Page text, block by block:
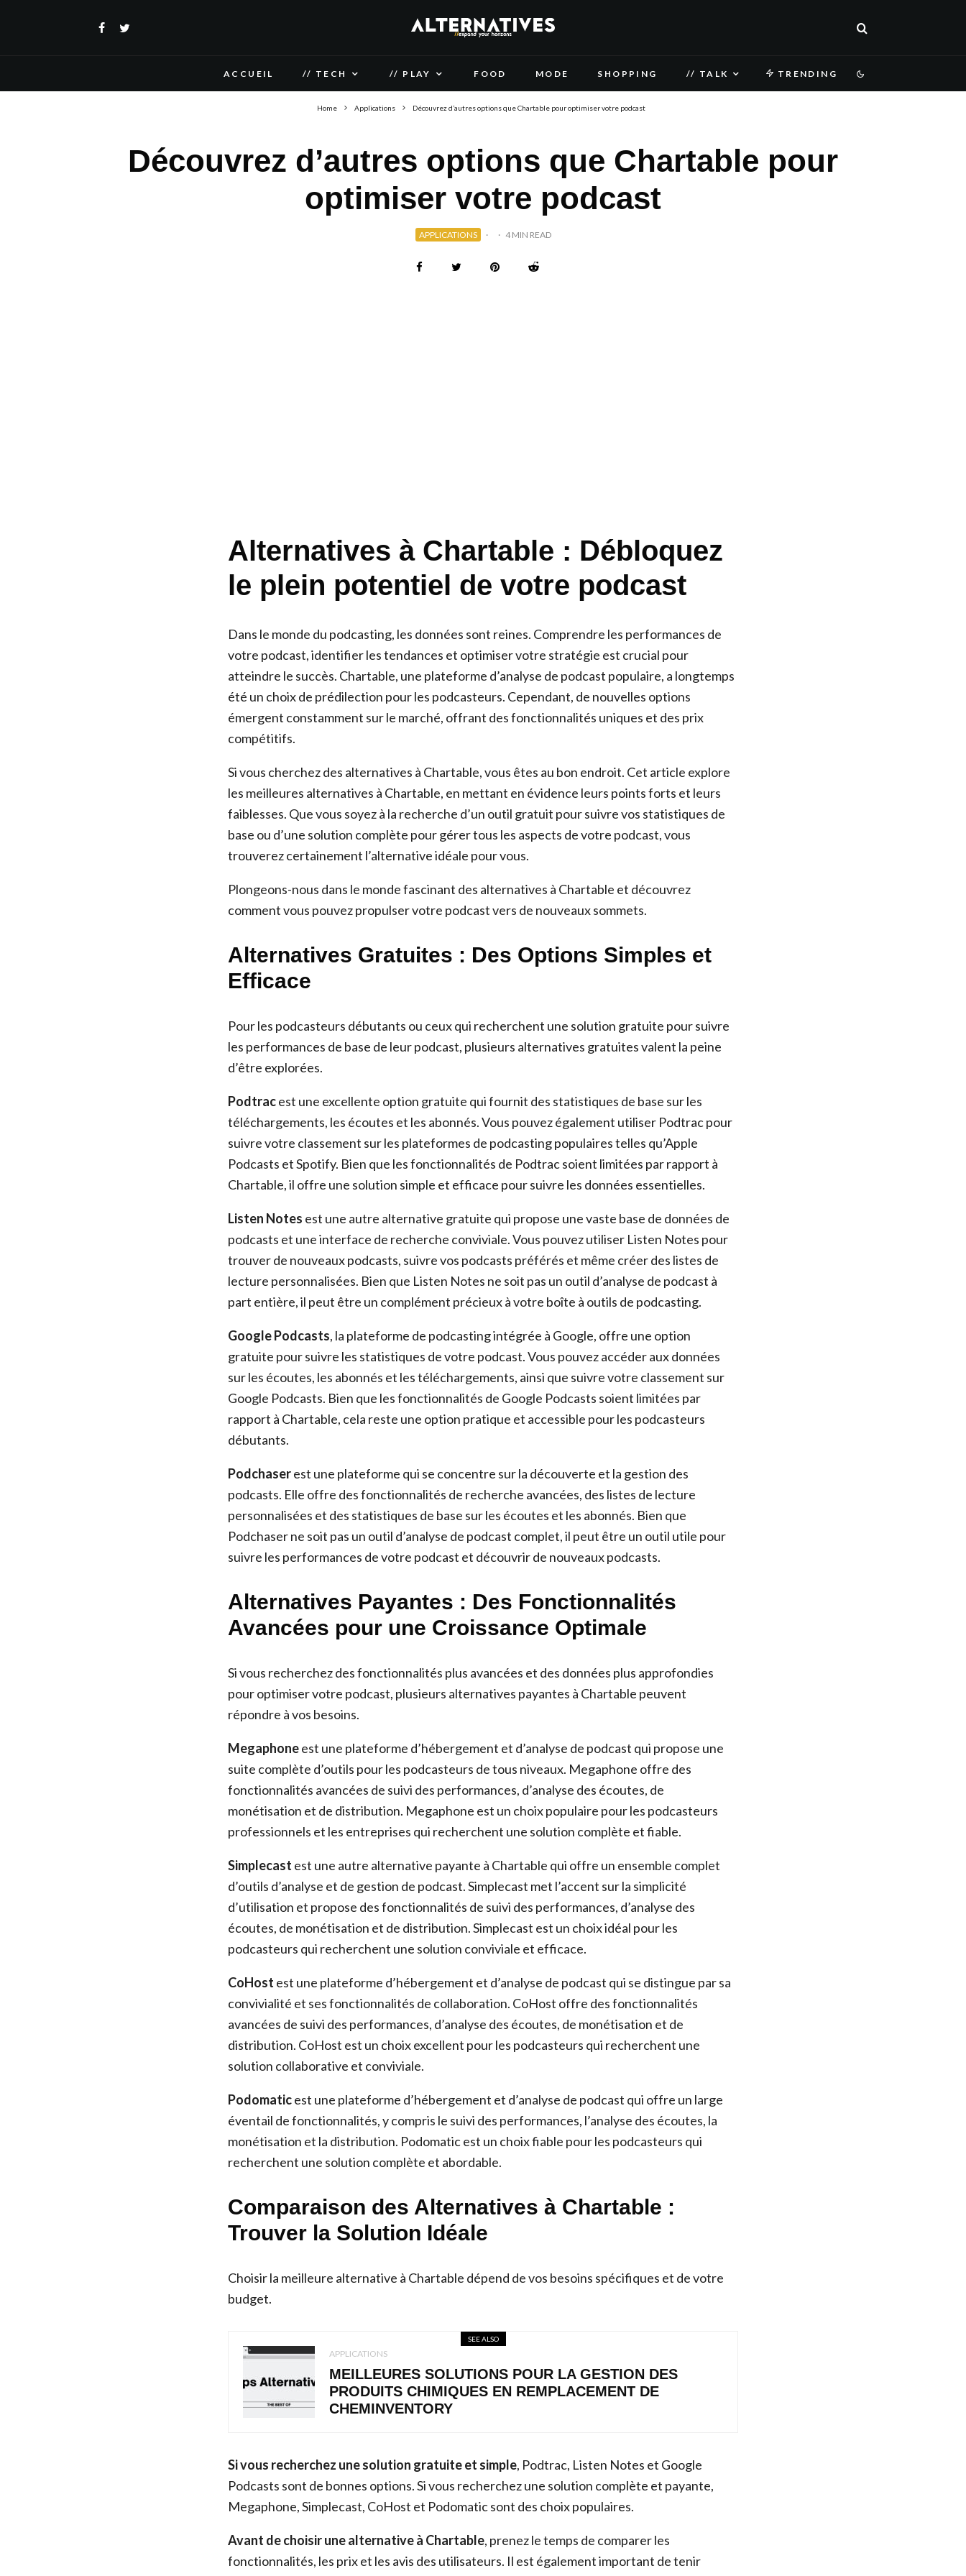
ACCUEIL // TECH // PLAY FOOD MODE SHOPPING // TALK TRENDING
Home Applications Découvrez d’autres options que Chartable pour optimiser votre podcast
Découvrez d’autres options que Chartable pour
optimiser votre podcast
APPLICATIONS · · 4 MIN READ
Alternatives à Chartable : Débloquez
le plein potentiel de votre podcast
Dans le monde du podcasting, les données sont reines. Comprendre les performances de
votre podcast, identifier les tendances et optimiser votre stratégie est crucial pour
atteindre le succès. Chartable, une plateforme d’analyse de podcast populaire, a longtemps
été un choix de prédilection pour les podcasteurs. Cependant, de nouvelles options
émergent constamment sur le marché, offrant des fonctionnalités uniques et des prix
compétitifs.
Si vous cherchez des alternatives à Chartable, vous êtes au bon endroit. Cet article explore
les meilleures alternatives à Chartable, en mettant en évidence leurs points forts et leurs
faiblesses. Que vous soyez à la recherche d’un outil gratuit pour suivre vos statistiques de
base ou d’une solution complète pour gérer tous les aspects de votre podcast, vous
trouverez certainement l’alternative idéale pour vous.
Plongeons-nous dans le monde fascinant des alternatives à Chartable et découvrez
comment vous pouvez propulser votre podcast vers de nouveaux sommets.
Alternatives Gratuites : Des Options Simples et
Efficace
Pour les podcasteurs débutants ou ceux qui recherchent une solution gratuite pour suivre
les performances de base de leur podcast, plusieurs alternatives gratuites valent la peine
d’être explorées.
Podtracest une excellente option gratuite qui fournit des statistiques de base sur les
téléchargements, les écoutes et les abonnés. Vous pouvez également utiliser Podtrac pour
suivre votre classement sur les plateformes de podcasting populaires telles qu’Apple
Podcasts et Spotify. Bien que les fonctionnalités de Podtrac soient limitées par rapport à
Chartable, il offre une solution simple et efficace pour suivre les données essentielles.
Listen Notes est une autre alternative gratuite qui propose une vaste base de données de
podcasts et une interface de recherche conviviale. Vous pouvez utiliser Listen Notes pour
trouver de nouveaux podcasts, suivre vos podcasts préférés et même créer des listes de
lecture personnalisées. Bien que Listen Notes ne soit pas un outil d’analyse de podcast à
part entière, il peut être un complément précieux à votre boîte à outils de podcasting.
Google Podcasts, la plateforme de podcasting intégrée à Google, offre une option
gratuite pour suivre les statistiques de votre podcast. Vous pouvez accéder aux données
sur les écoutes, les abonnés et les téléchargements, ainsi que suivre votre classement sur
Google Podcasts. Bien que les fonctionnalités de Google Podcasts soient limitées par
rapport à Chartable, cela reste une option pratique et accessible pour les podcasteurs
débutants.
Podchaserest une plateforme qui se concentre sur la découverte et la gestion des
podcasts. Elle offre des fonctionnalités de recherche avancées, des listes de lecture
personnalisées et des statistiques de base sur les écoutes et les abonnés. Bien que
Podchaser ne soit pas un outil d’analyse de podcast complet, il peut être un outil utile pour
suivre les performances de votre podcast et découvrir de nouveaux podcasts.
Alternatives Payantes : Des Fonctionnalités
Avancées pour une Croissance Optimale
Si vous recherchez des fonctionnalités plus avancées et des données plus approfondies
pour optimiser votre podcast, plusieurs alternatives payantes à Chartable peuvent
répondre à vos besoins.
Megaphoneest une plateforme d’hébergement et d’analyse de podcast qui propose une
suite complète d’outils pour les podcasteurs de tous niveaux. Megaphone offre des
fonctionnalités avancées de suivi des performances, d’analyse des écoutes, de
monétisation et de distribution. Megaphone est un choix populaire pour les podcasteurs
professionnels et les entreprises qui recherchent une solution complète et fiable.
Simplecast est une autre alternative payante à Chartable qui offre un ensemble complet
d’outils d’analyse et de gestion de podcast. Simplecast met l’accent sur la simplicité
d’utilisation et propose des fonctionnalités de suivi des performances, d’analyse des
écoutes, de monétisation et de distribution. Simplecast est un choix idéal pour les
podcasteurs qui recherchent une solution conviviale et efficace.
CoHost est une plateforme d’hébergement et d’analyse de podcast qui se distingue par sa
convivialité et ses fonctionnalités de collaboration. CoHost offre des fonctionnalités
avancées de suivi des performances, d’analyse des écoutes, de monétisation et de
distribution. CoHost est un choix excellent pour les podcasteurs qui recherchent une
solution collaborative et conviviale.
Podomaticest une plateforme d’hébergement et d’analyse de podcast qui offre un large
éventail de fonctionnalités, y compris le suivi des performances, l’analyse des écoutes, la
monétisation et la distribution. Podomatic est un choix fiable pour les podcasteurs qui
recherchent une solution complète et abordable.
Comparaison des Alternatives à Chartable :
Trouver la Solution Idéale
Choisir la meilleure alternative à Chartable dépend de vos besoins spécifiques et de votre
budget.
SEE ALSO
APPLICATIONS
MEILLEURES SOLUTIONS POUR LA GESTION DES
PRODUITS CHIMIQUES EN REMPLACEMENT DE
CHEMINVENTORY
Si vous recherchez une solution gratuite et simple, Podtrac, Listen Notes et Google
Podcasts sont de bonnes options. Si vous recherchez une solution complète et payante,
Megaphone, Simplecast, CoHost et Podomatic sont des choix populaires.
Avant de choisir une alternative à Chartable, prenez le temps de comparer les
fonctionnalités, les prix et les avis des utilisateurs. Il est également important de tenir